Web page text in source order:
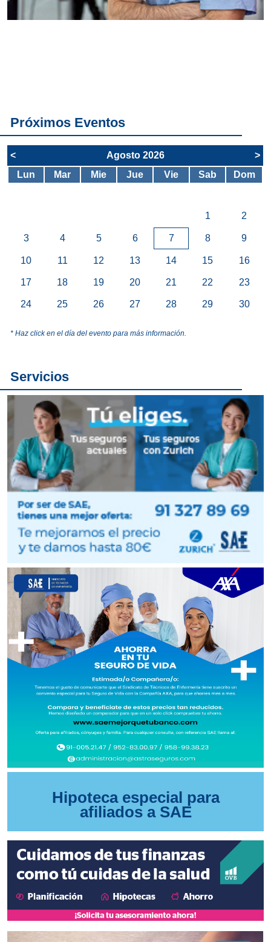
Próximos Eventos
< Agosto 2026
>
Lun
Mar Mie Jue Vie Sab Dom
1 2
3 4 5 6 7 8 9
10 11 12 13 14 15 16
17 18 19 20 21 22 23
24 25 26 27 28 29 30
* Haz click en el día del evento para más información.
Servicios
Hipoteca especial para
afiliados a SAE